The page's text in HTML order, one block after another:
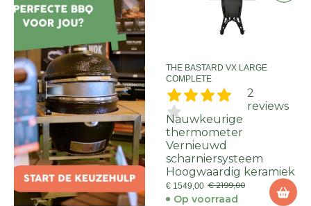
THE BASTARD VX LARGE
COMPLETE
2
reviews
Nauwkeurige
thermometer
Vernieuwd
scharniersysteem
Hoogwaardig keramiek
€ 1549,00 € 2199,00
Op voorraad